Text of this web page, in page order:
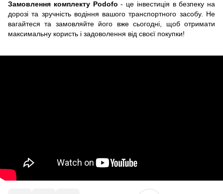
Замовлення комплекту Podofo - це інвестиція в безпеку на
дорозі та зручність водіння вашого транспортного засобу. Не
вагайтеся та замовляйте його вже сьогодні, щоб отримати
максимальну користь і задоволення від своєї покупки!